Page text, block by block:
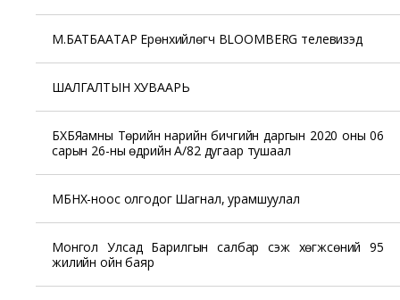
М.БАТБААТАР Ерөнхийлөгч BLOOMBERG телевизэд
ШАЛГАЛТЫН ХУВААРЬ
БХБЯамны Төрийн нарийн бичгийн даргын 2020 оны 06
сарын 26-ны өдрийн А/82 дугаар тушаал
МБНХ-ноос олгодог Шагнал, урамшуулал
Монгол Улсад Барилгын салбар үүсэж хөгжсөний 95
жилийн ойн баяр